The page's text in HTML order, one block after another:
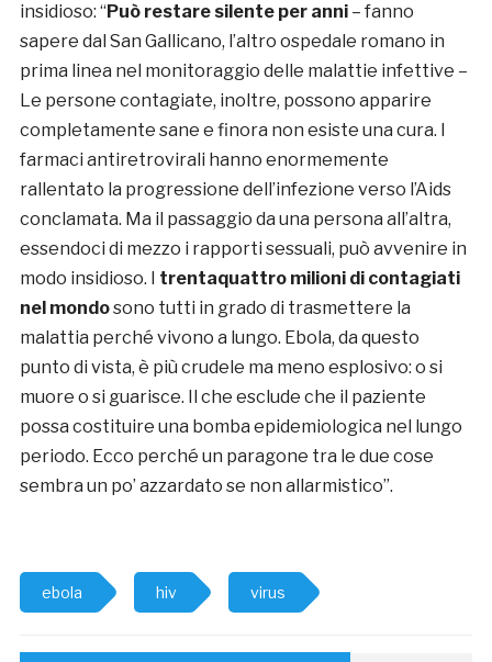
insidioso: “Può restare silente per anni– fanno
sapere dal San Gallicano, l’altro ospedale romano in
prima linea nel monitoraggio delle malattie infettive –
Le persone contagiate, inoltre, possono apparire
completamente sane e finora non esiste una cura. I
farmaci antiretrovirali hanno enormemente
rallentato la progressione dell’infezione verso l’Aids
conclamata. Ma il passaggio da una persona all’altra,
essendoci di mezzo i rapporti sessuali, può avvenire in
modo insidioso. I
trentaquattro milioni di contagiati
nel mondosono tutti in grado di trasmettere la
malattia perché vivono a lungo. Ebola, da questo
punto di vista, è più crudele ma meno esplosivo: o si
muore o si guarisce. Il che esclude che il paziente
possa costituire una bomba epidemiologica nel lungo
periodo. Ecco perché un paragone tra le due cose
sembra un po’ azzardato se non allarmistico”.
ebola hiv virus